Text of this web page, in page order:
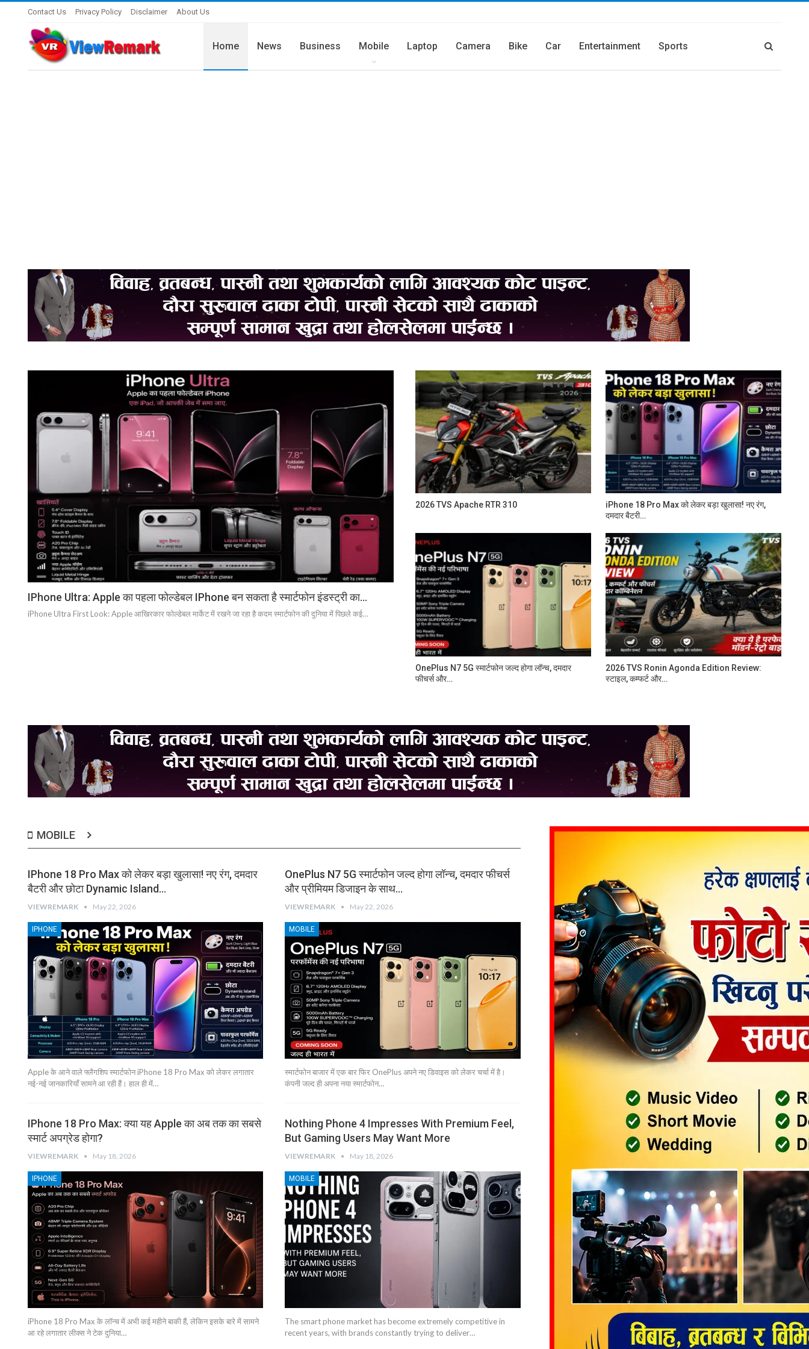
Contact Us Privacy Policy Disclaimer About Us
Home News Business Mobile Laptop Camera Bike Car Entertainment Sports
IPhone Ultra: Apple का पहला फोल्डेबल IPhone बन सकता है स्मार्टफोन इंडस्ट्री का…
iPhone Ultra First Look: Apple आखिरकार फोल्डेबल मार्केट में रखने जा रहा है कदम स्मार्टफोन की दुनिया में पिछले कई…
2026 TVS Apache RTR 310
iPhone 18 Pro Max को लेकर बड़ा खुलासा! नए रंग,
दमदार बैटरी…
OnePlus N7 5G स्मार्टफोन जल्द होगा लॉन्च, दमदार
फीचर्स और…
2026 TVS Ronin Agonda Edition Review:
स्टाइल, कम्फर्ट और…
MOBILE
IPhone 18 Pro Max को लेकर बड़ा खुलासा! नए रंग, दमदार
बैटरी और छोटा Dynamic Island…
VIEWREMARK May 22, 2026
IPHONE
Apple के आने वाले फ्लैगशिप स्मार्टफोन iPhone 18 Pro Max को लेकर लगातार
नई-नई जानकारियाँ सामने आ रही हैं। हाल ही में…
OnePlus N7 5G स्मार्टफोन जल्द होगा लॉन्च, दमदार फीचर्स
और प्रीमियम डिजाइन के साथ…
VIEWREMARK May 22, 2026
MOBILE
स्मार्टफोन बाजार में एक बार फिर OnePlus अपने नए डिवाइस को लेकर चर्चा में है।
कंपनी जल्द ही अपना नया स्मार्टफोन…
IPhone 18 Pro Max: क्या यह Apple का अब तक का सबसे
स्मार्ट अपग्रेड होगा?
VIEWREMARK May 18, 2026
IPHONE
iPhone 18 Pro Max के लॉन्च में अभी कई महीने बाकी हैं, लेकिन इसके बारे में सामने
आ रहे लगातार लीक्स ने टेक दुनिया…
Nothing Phone 4 Impresses With Premium Feel,
But Gaming Users May Want More
VIEWREMARK May 18, 2026
MOBILE
The smart phone market has become extremely competitive in
recent years, with brands constantly trying to deliver…